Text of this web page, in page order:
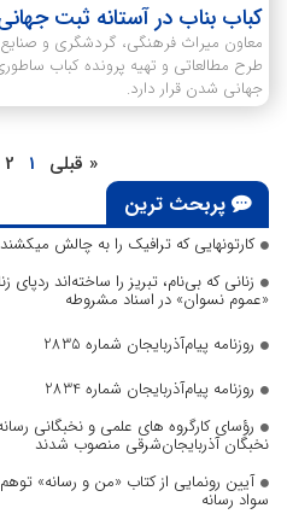
کباب بناب در آستانه ثبت جهانی
معاون میراث فرهنگی، گردشگری و
طرح مطالعاتی و تهیه پرونده کباب
جهانی شدن قرار دارد.
« قبلی 1
2
پربحث ترین
کارتونهایی که ترافیک را به چالش میکشند
زنانی که بی‌نام، تبریز را ساخته‌اند ردپای
«عموم نسوان» در اسناد مشروطه
روزنامه پیام‌آذربایجان شماره 2835
روزنامه پیام‌آذربایجان شماره 2834
رؤسای کارگروه های علمی و نخبگانی
نخبگان آذربایجان‌شرقی منصوب شدند
آیین رونمایی از کتاب «من و رسانه»
سواد رسانه